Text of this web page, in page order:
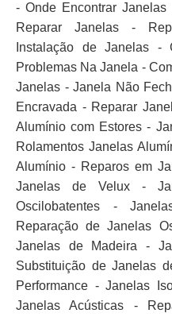
- Onde Encontrar
Reparar Janelas -
Instalação de Janelas -
Problemas Na Janela -
Janelas - Janela Não
Encravada - Reparar
Alumínio com Estores -
Rolamentos Janelas
Alumínio - Reparos em
Janelas de Velux -
Oscilobatentes -
Reparação de Janelas
Janelas de Madeira -
Substituição de Janelas
Performance - Janelas
Janelas Acústicas -